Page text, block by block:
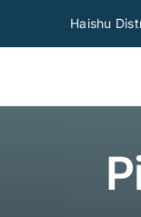
Haishu